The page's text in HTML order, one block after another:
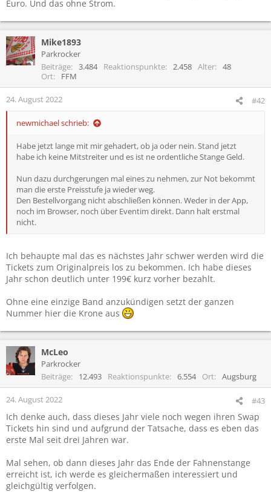
Euro. Und das ohne Strom.
Mike1893
Parkrocker
Beiträge
3.484 Reaktionspunkte 2.458 Alter
48
Ort
FFM
24. August 2022 #42
newmichael schrieb:
Habe jetzt lange mit mir gehadert, ob ja oder nein. Stand jetzt
habe ich keine Mitstreiter und es ist ne ordentliche Stange Geld.
Nun dazu durchgerungen mal eines zu nehmen, zur Not bekommt
man die erste Preisstufe ja wieder weg.
Den Bestellvorgang nicht abschließen können. Weder in der App,
noch im Browser, noch über Eventim direkt. Dann halt erstmal
nicht.
Ich behaupte mal das es nächstes Jahr schwer werden wird die
Tickets zum Originalpreis los zu bekommen. Ich habe dieses
Jahr schon deutlich unter 199€ kurz vorher bezahlt.
Ohne eine einzige Band anzukündigen setzt der ganzen
Nummer hier die Krone aus
McLeo
Parkrocker
Beiträge
12.493 Reaktionspunkte 6.554 Ort Augsburg
24. August 2022 #43
Ich denke auch, dass dieses Jahr viele noch wegen ihren Swap
Tickets hin sind und aufgrund der Tatsache, dass es eben das
erste Mal seit drei Jahren war.
Mal sehen, ob dann dieses Jahr das Ende der Fahnenstange
erreicht ist, ich werde es gleichermaßen interessiert und
gleichgültig verfolgen.